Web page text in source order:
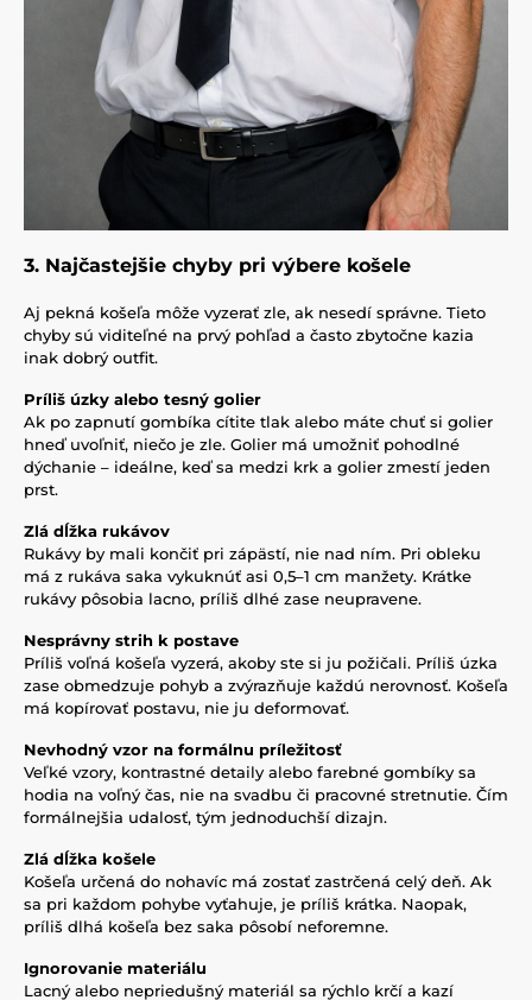
3. Najčastejšie chyby pri výbere košele
Aj pekná košeľa môže vyzerať zle, ak nesedí správne. Tieto
chyby sú viditeľné na prvý pohľad a často zbytočne kazia
inak dobrý outfit.
Príliš úzky alebo tesný golier
Ak po zapnutí gombíka cítite tlak alebo máte chuť si golier
hneď uvoľniť, niečo je zle. Golier má umožniť pohodlné
dýchanie – ideálne, keď sa medzi krk a golier zmestí jeden
prst.
Zlá dĺžka rukávov
Rukávy by mali končiť pri zápästí, nie nad ním. Pri obleku
má z rukáva saka vykuknúť asi 0,5–1 cm manžety. Krátke
rukávy pôsobia lacno, príliš dlhé zase neupravene.
Nesprávny strih k postave
Príliš voľná košeľa vyzerá, akoby ste si ju požičali. Príliš úzka
zase obmedzuje pohyb a zvýrazňuje každú nerovnosť. Košeľa
má kopírovať postavu, nie ju deformovať.
Nevhodný vzor na formálnu príležitosť
Veľké vzory, kontrastné detaily alebo farebné gombíky sa
hodia na voľný čas, nie na svadbu či pracovné stretnutie. Čím
formálnejšia udalosť, tým jednoduchší dizajn.
Zlá dĺžka košele
Košeľa určená do nohavíc má zostať zastrčená celý deň. Ak
sa pri každom pohybe vyťahuje, je príliš krátka. Naopak,
príliš dlhá košeľa bez saka pôsobí neforemne.
Ignorovanie materiálu
Lacný alebo nepriedušný materiál sa rýchlo krčí a kazí